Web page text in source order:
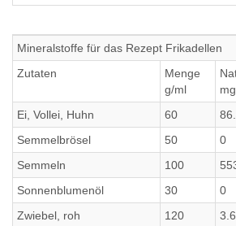
Mineralstoffe für das Rezept Frikadellen
Zutaten
Menge
g/ml
mg
Ei, Vollei, Huhn
60
Semmelbrösel
50 0
Semmeln
100
Sonnenblumenöl
30 0
Zwiebel, roh
120 3.6